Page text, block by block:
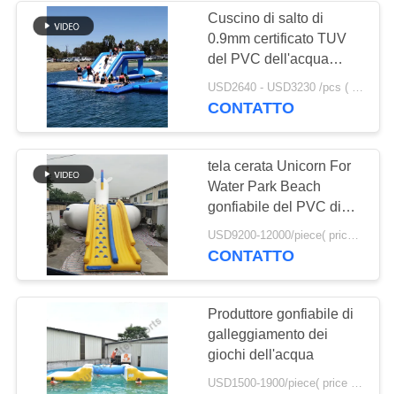
tenda gonfiabile di
evento
24
arena gonfiabile
paintball
11
Cuscino di salto di
0.9mm certificato TUV
del PVC dell'acqua
gonfiabile UV anti- della
tela cerata da vendere
CONTATTO
tela cerata Unicorn For
Water Park Beach
gonfiabile del PVC di
0.9mm
USD9200-12000/piece( price just for reference, detailed prices need to be confirmed) MOQ:1PC
CONTATTO
Produttore gonfiabile di
galleggiamento dei
giochi dell'acqua
USD1500-1900/piece( price just for reference, detailed prices need to be confirmed) MOQ:1PC